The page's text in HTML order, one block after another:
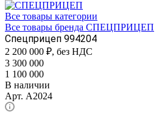
Все товары категории
Все товары бренда СПЕЦПРИЦЕП
Спецприцеп 994204
2 200 000 ₽, без НДС
3 300 000
1 100 000
В наличии
Арт. A2024